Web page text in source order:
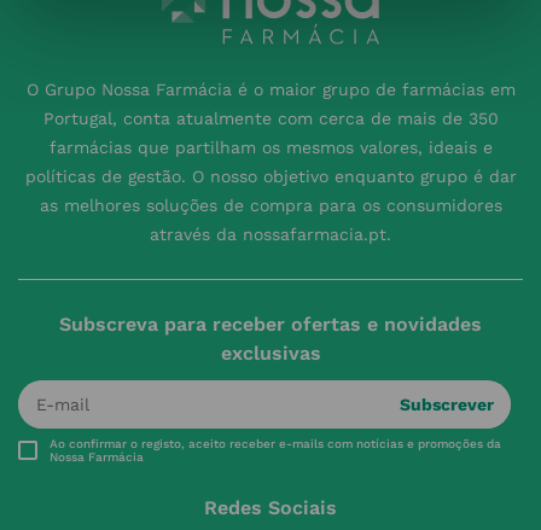
O Grupo Nossa Farmácia é o maior grupo de farmácias em
Portugal, conta atualmente com cerca de mais de 350
farmácias que partilham os mesmos valores, ideais e
políticas de gestão. O nosso objetivo enquanto grupo é dar
as melhores soluções de compra para os consumidores
através da nossafarmacia.pt.
Subscreva para receber ofertas e novidades
exclusivas
Subscrever
Ao confirmar o registo, aceito receber e-mails com notícias e promoções da
Nossa Farmácia
Redes Sociais